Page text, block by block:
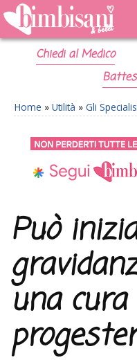
Chiedi al Medico
Home » Utilità » Gli
Può
una cura